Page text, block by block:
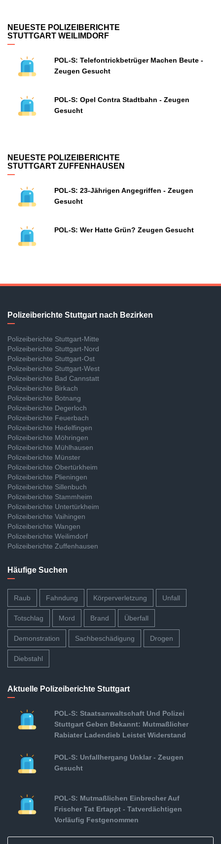
NEUESTE POLIZEIBERICHTE
STUTTGART WEILIMDORF
POL-S: Telefontrickbetrüger Machen Beute -
Zeugen Gesucht
POL-S: Opel Contra Stadtbahn - Zeugen
Gesucht
NEUESTE POLIZEIBERICHTE
STUTTGART ZUFFENHAUSEN
POL-S: 23-Jährigen Angegriffen - Zeugen
Gesucht
POL-S: Wer Hatte Grün? Zeugen Gesucht
Polizeiberichte Stuttgart nach Bezirken
Polizeiberichte Stuttgart-Mitte
Polizeiberichte Stuttgart-Nord
Polizeiberichte Stuttgart-Ost
Polizeiberichte Stuttgart-West
Polizeiberichte Bad Cannstatt
Polizeiberichte Birkach
Polizeiberichte Botnang
Polizeiberichte Degerloch
Polizeiberichte Feuerbach
Polizeiberichte Hedelfingen
Polizeiberichte Möhringen
Polizeiberichte Mühlhausen
Polizeiberichte Münster
Polizeiberichte Obertürkheim
Polizeiberichte Plieningen
Polizeiberichte Sillenbuch
Polizeiberichte Stammheim
Polizeiberichte Untertürkheim
Polizeiberichte Vaihingen
Polizeiberichte Wangen
Polizeiberichte Weilimdorf
Polizeiberichte Zuffenhausen
Häufige Suchen
Raub Fahndung Körperverletzung Unfall
Totschlag Mord Brand Überfall
Demonstration Sachbeschädigung Drogen
Diebstahl
Aktuelle Polizeiberichte Stuttgart
POL-S: Staatsanwaltschaft Und Polizei
Stuttgart Geben Bekannt: Mutmaßlicher
Rabiater Ladendieb Leistet Widerstand
POL-S: Unfallhergang Unklar - Zeugen
Gesucht
POL-S: Mutmaßlichen Einbrecher Auf
Frischer Tat Ertappt - Tatverdächtigen
Vorläufig Festgenommen